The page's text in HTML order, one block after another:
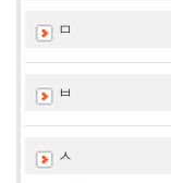
ㅁ
ㅂ
ㅅ